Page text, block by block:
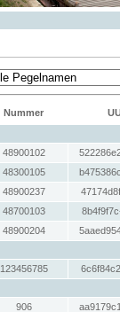
Nummer
48900102
48300105
48900237
48700103
48900204
123456785
906